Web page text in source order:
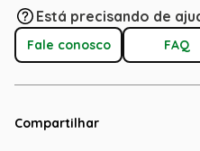
Está precisando de
Fale conosco FAQ
Compartilhar